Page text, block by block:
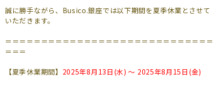
よくあるご質問
誠に勝手ながら、Busico.銀座では以下期間を夏季休業とさせて
いただきます。
＝＝＝＝＝＝＝＝＝＝＝＝＝＝＝＝＝＝＝＝＝＝＝＝＝＝＝＝＝
＝＝＝
【夏季休業期間】 2025年8月13日(水) ～ 2025年8月15日(金)